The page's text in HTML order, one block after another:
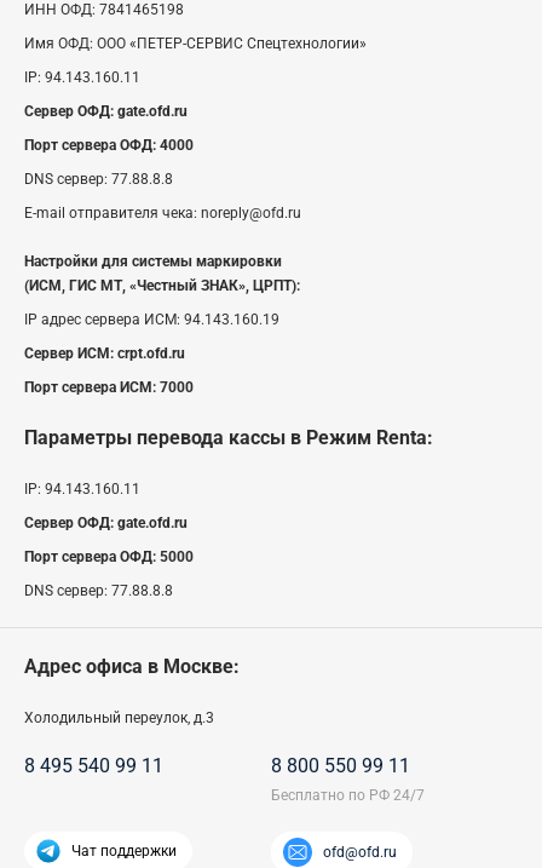
ИНН ОФД: 7841465198
Имя ОФД: ООО «ПЕТЕР-СЕРВИС Спецтехнологии»
IP: 94.143.160.11
Сервер ОФД: gate.ofd.ru
Порт сервера ОФД: 4000
DNS сервер: 77.88.8.8
E-mail отправителя чека: noreply@ofd.ru
Настройки для системы маркировки
(ИСМ, ГИС МТ, «Честный ЗНАК», ЦРПТ):
IP адрес сервера ИСМ: 94.143.160.19
Сервер ИСМ: crpt.ofd.ru
Порт сервера ИСМ: 7000
Параметры перевода кассы в Режим Renta:
IP: 94.143.160.11
Сервер ОФД: gate.ofd.ru
Порт сервера ОФД: 5000
DNS сервер: 77.88.8.8
Адрес офиса в Москве:
Холодильный переулок, д.3
8 495 540 99 11 8 800 550 99 11
Чат поддержки ofd@ofd.ru